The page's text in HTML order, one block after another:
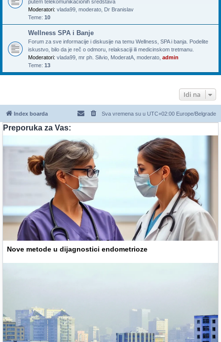
putem telekomunikacionih sredstava
Moderatori: vlada99 moderato Dr Branislav
Teme: 10
Wellness SPA i Banje
Forum za sve informacije i diskusije na temu Wellness, SPA i banja. Podelite
iskustvo, bilo da je reč o odmoru, relaksaciji ili medicinskom tretmanu.
Moderatori: vlada99 mr ph. Silvio ModeratA moderato admin
Teme: 13
Idi na
Index boarda Sva vremena su u UTC+02:00 Europe/Belgrade
Preporuka za Vas:
Nove metode u dijagnostici endometrioze